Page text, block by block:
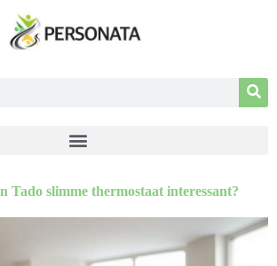
Tado slimme thermostaat interessant?